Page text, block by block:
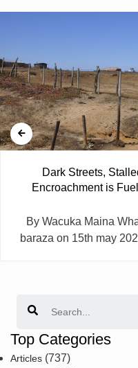
Dark Streets,
Encroachment is
By Wacuka Maina
baraza on 15th may
Top Categories
Articles (737)